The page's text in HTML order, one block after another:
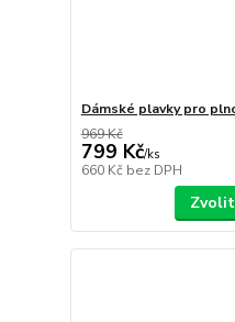
Dámské plavky pro
969 Kč
799 Kč/ks
660 Kč bez DPH